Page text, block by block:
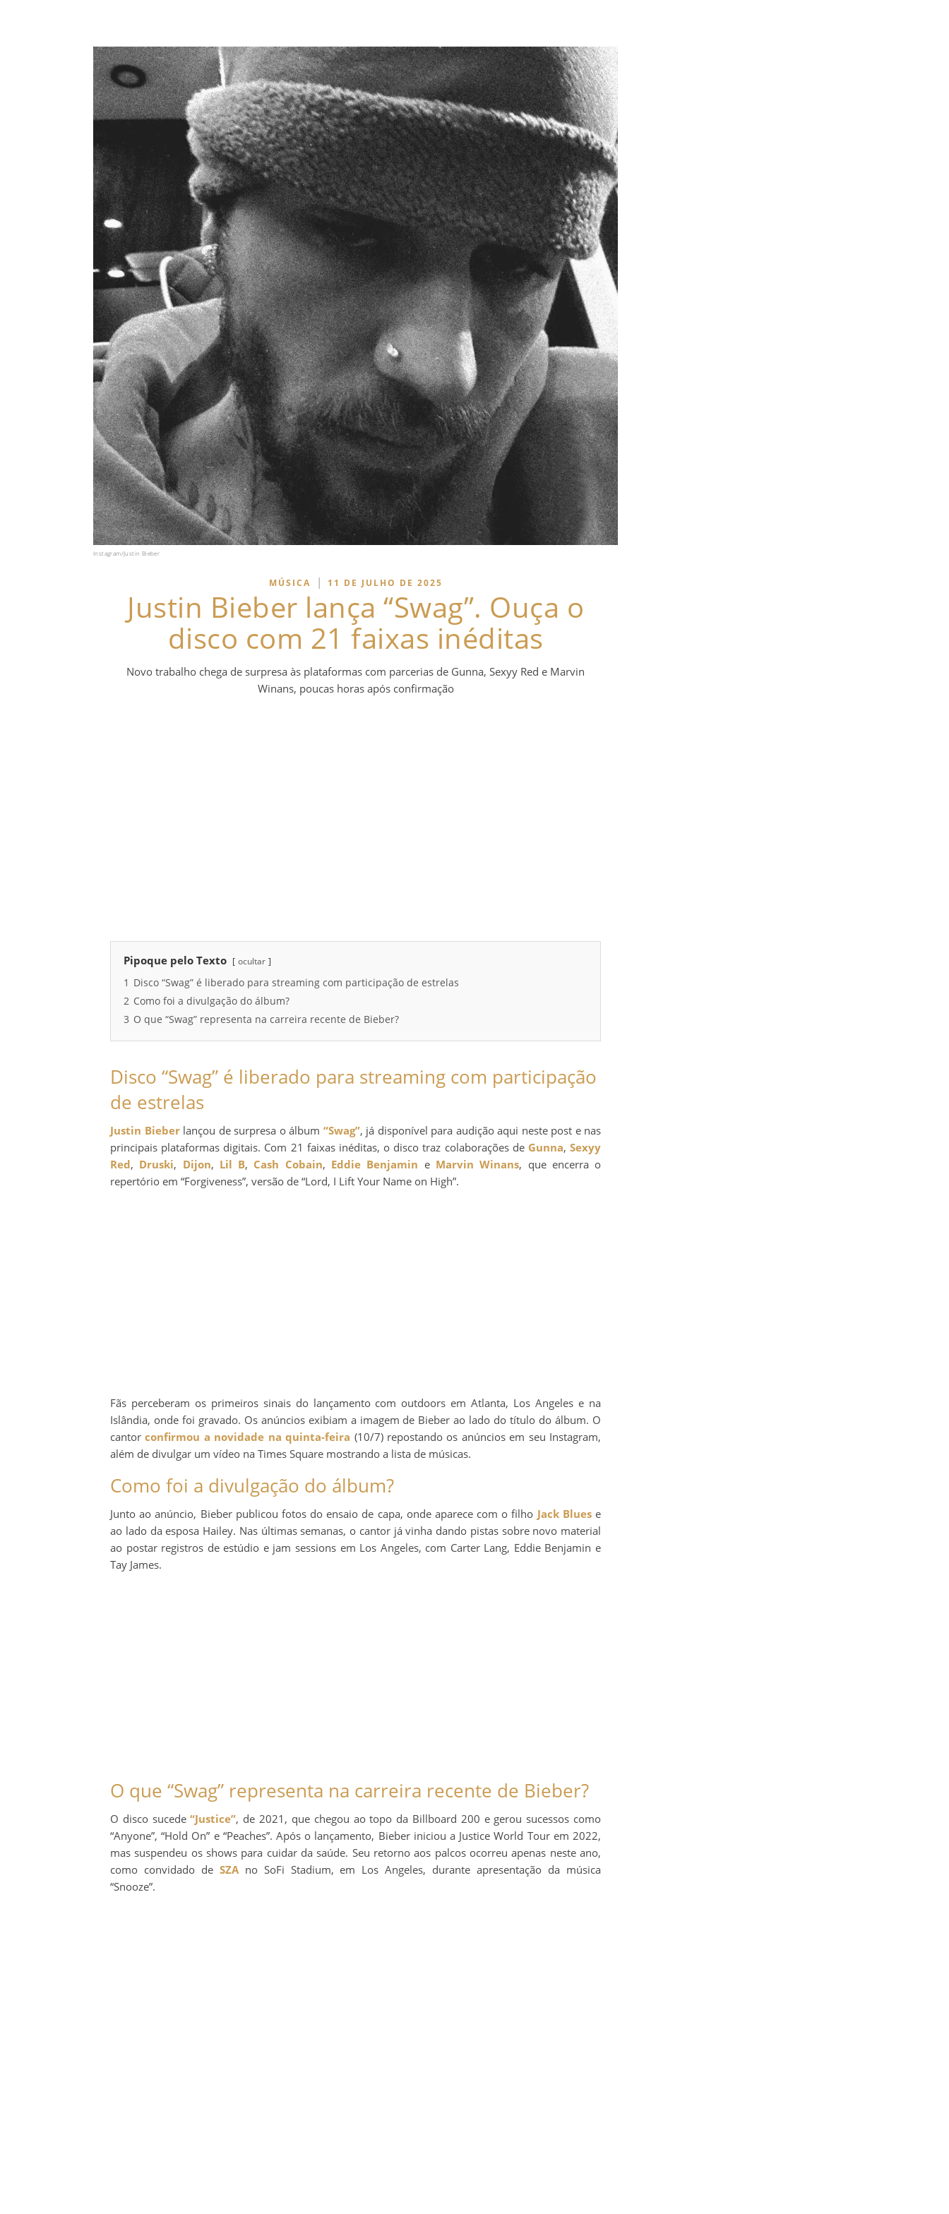
Instagram/Justin Bieber
MÚSICA | 11 DE JULHO DE 2025
Justin Bieber lança “Swag”. Ouça o
disco com 21 faixas inéditas
Novo trabalho chega de surpresa às plataformas com parcerias de Gunna, Sexyy Red e Marvin
Winans, poucas horas após confirmação
Pipoque pelo Texto ocultar
1 Disco “Swag” é liberado para streaming com participação de estrelas
2 Como foi a divulgação do álbum?
3 O que “Swag” representa na carreira recente de Bieber?
Disco “Swag” é liberado para streaming com participação
de estrelas
Justin Bieberlançou de surpresa o álbum “Swag”, já disponível para audição aqui neste post e nas
principais plataformas digitais. Com 21 faixas inéditas, o disco traz colaborações de Gunna,Sexyy
Red, Druski, Dijon, Lil B, Cash Cobain, Eddie Benjamin e Marvin Winans, que encerra o
repertório em “Forgiveness”, versão de “Lord, I Lift Your Name on High”.
Fãs perceberam os primeiros sinais do lançamento com outdoors em Atlanta, Los Angeles e na
Islândia, onde foi gravado. Os anúncios exibiam a imagem de Bieber ao lado do título do álbum. O
cantorconfirmou a novidade na quinta-feira (10/7) repostando os anúncios em seu Instagram,
além de divulgar um vídeo na Times Square mostrando a lista de músicas.
Como foi a divulgação do álbum?
Junto ao anúncio, Bieber publicou fotos do ensaio de capa, onde aparece com o filho Jack Bluese
ao lado da esposa Hailey. Nas últimas semanas, o cantor já vinha dando pistas sobre novo material
ao postar registros de estúdio e jam sessions em Los Angeles, com Carter Lang, Eddie Benjamin e
Tay James.
O que “Swag” representa na carreira recente de Bieber?
O disco sucede“Justice”, de 2021, que chegou ao topo da Billboard 200 e gerou sucessos como
“Anyone”, “Hold On” e “Peaches”. Após o lançamento, Bieber iniciou a Justice World Tour em 2022,
mas suspendeu os shows para cuidar da saúde. Seu retorno aos palcos ocorreu apenas neste ano,
como convidado de SZAno SoFi Stadium, em Los Angeles, durante apresentação da música
“Snooze”.